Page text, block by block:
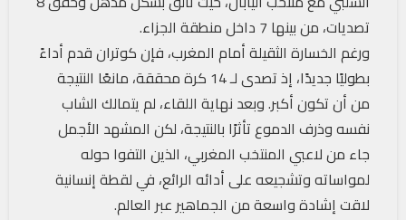
تصديات، من بينها 7 داخل منطقة الجزاء.
ورغم الخسارة الثقيلة أمام المغرب، فإن كوتران قدم أداءً
بطوليًا جديدًا، إذ تصدى لـ 14 كرة محققة، مانعًا النتيجة
من أن تكون أكبر. وبعد نهاية اللقاء، لم يتمالك الشاب
نفسه وذرف الدموع تأثرًا بالنتيجة، لكن المشهد الأجمل
جاء من لاعبي المنتخب المغربي، الذين التفوا حوله
لمواساته وتشجيعه على أدائه الرائع، في لقطة إنسانية
لاقت إشادة واسعة من الجماهير عبر العالم.